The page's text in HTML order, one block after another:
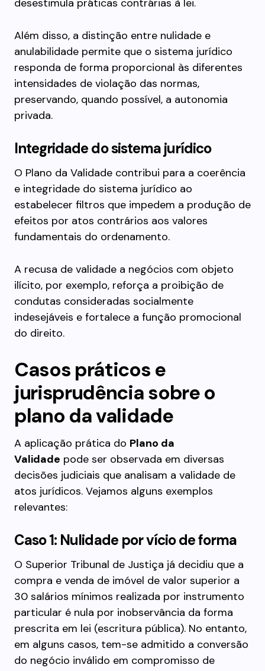
desestimula práticas contrárias à lei.
Além disso, a distinção entre nulidade e
anulabilidade permite que o sistema jurídico
responda de forma proporcional às diferentes
intensidades de violação das normas,
preservando, quando possível, a autonomia
privada.
Integridade do sistema jurídico
O Plano da Validade contribui para a coerência
e integridade do sistema jurídico ao
estabelecer filtros que impedem a produção de
efeitos por atos contrários aos valores
fundamentais do ordenamento.
A recusa de validade a negócios com objeto
ilícito, por exemplo, reforça a proibição de
condutas consideradas socialmente
indesejáveis e fortalece a função promocional
do direito.
Casos práticos e
jurisprudência sobre o
plano da validade
A aplicação prática do Plano da
Validade pode ser observada em diversas
decisões judiciais que analisam a validade de
atos jurídicos. Vejamos alguns exemplos
relevantes:
Caso 1: Nulidade por vício de forma
O Superior Tribunal de Justiça já decidiu que a
compra e venda de imóvel de valor superior a
30 salários mínimos realizada por instrumento
particular é nula por inobservância da forma
prescrita em lei (escritura pública). No entanto,
em alguns casos, tem-se admitido a conversão
do negócio inválido em compromisso de